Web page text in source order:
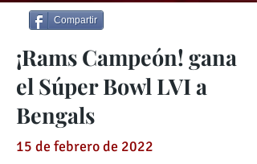
Compartir
¡Rams Campeón! gana
el Súper Bowl LVI a
Bengals
15 de febrero de 2022